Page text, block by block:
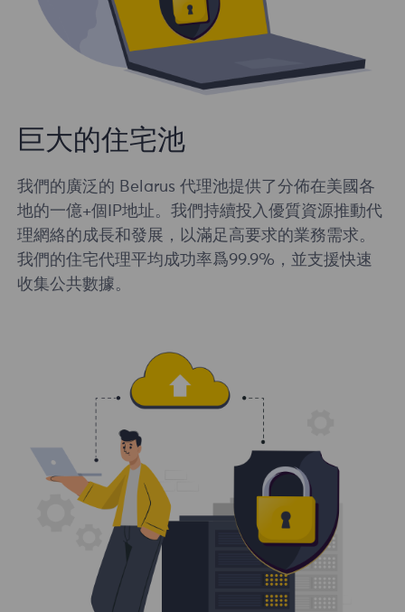
巨大的住宅池
我們的廣泛的 Belarus 代理池提供了分佈在美國各
地的一億+個IP地址。我們持續投入優質資源推動代
理網絡的成長和發展，以滿足高要求的業務需求。
我們的住宅代理平均成功率爲99.9%，並支援快速
收集公共數據。